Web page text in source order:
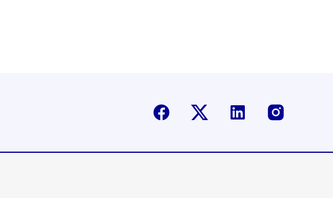
Facebook Twitter-X Linkedin